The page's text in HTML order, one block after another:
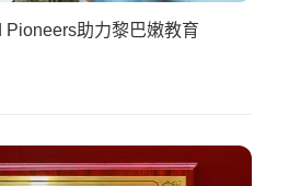
助力黎巴嫩教育